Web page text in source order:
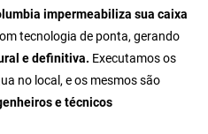
impermeabiliza sua caixa
tecnologia de ponta, gerando
e definitiva. Executamos os
no local, e os mesmos são
e técnicos